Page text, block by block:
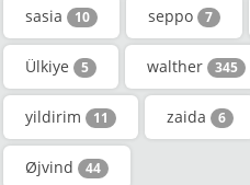
sasia 10 seppo 7
Ülkiye 5 walther 345
yildirim 11 zaida 6
Øjvind 44